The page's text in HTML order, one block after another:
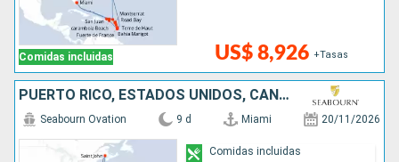
Comidas incluidas US$ 8,926 +Tasas
PUERTO RICO, ESTADOS UNIDOS, CANADÁ, SAN VINCENT Y LAS GRANADINAS, BARBADOS
Seabourn Ovation 9 d Miami 20/11/2026
Comidas incluidas